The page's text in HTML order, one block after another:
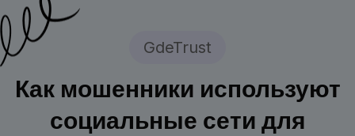
GdeTrust
Как мошенники используют
социальные сети для